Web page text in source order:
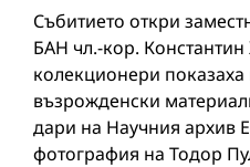
Събитието откри
БАН чл.-кор.
колекционери показаха
възрожденски
дари на Научния архив
фотография на Тодор